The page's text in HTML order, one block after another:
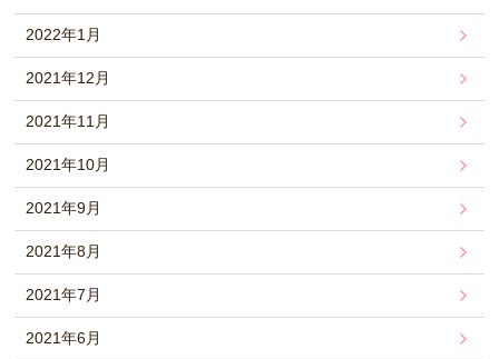
2022年1月
2021年12月
2021年11月
2021年10月
2021年9月
2021年8月
2021年7月
2021年6月